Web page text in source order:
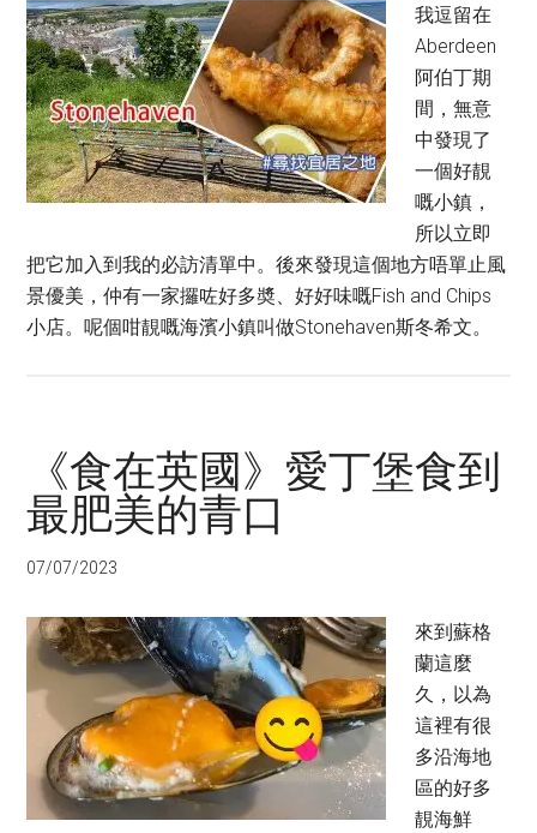
我逗留在
Aberdeen
阿伯丁期
間，無意
中發現了
一個好靚
嘅小鎮，
所以立即
把它加入到我的必訪清單中。後來發現這個地方唔單止風
景優美，仲有一家攞咗好多奬、好好味嘅Fish and Chips
小店。呢個咁靚嘅海濱小鎮叫做Stonehaven斯冬希文。
《食在英國》愛丁堡食到
最肥美的青口
07/07/2023
來到蘇格
蘭這麼
久，以為
這裡有很
多沿海地
區的好多
靚海鮮